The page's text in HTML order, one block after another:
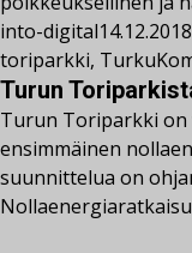
into-digital14.12.2018
toriparkki, Turku
Turun
Turun Toriparkki on
ensimmäinen
suunnittelua on